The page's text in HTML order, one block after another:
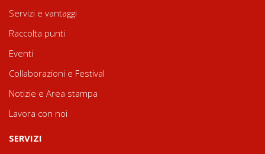
Servizi e vantaggi
Raccolta punti
Eventi
Collaborazioni e Festival
Notizie e Area stampa
Lavora con noi
SERVIZI